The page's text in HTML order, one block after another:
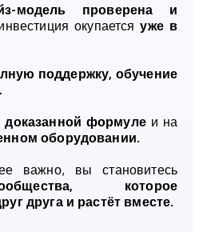
модель проверена и
окупаетсяуже в
поддержку, обучение
доказанной формулеи на
оборудовании.
важно, вы становитесь
которое
друга и растёт вместе.